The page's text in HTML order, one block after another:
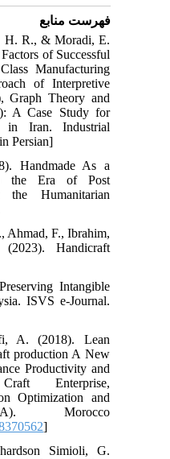
فهرست منابع
Talaie, H. R., & Moradi, E.
Key Factors of Successful
World Class Manufacturing
Approach of Interpretive
(ISM), Graph Theory and
A Case Study for
Saipa in Iran. Industrial
81. [in Persian]
(2018). Handmade As a
in the Era of Post
of the Humanitarian
146.
S., Ahmad, F., Ibrahim,
S. (2023). Handicraft
to Preserving Intangible
Malaysia. ISVS e-Journal.
Chafi, A. (2018). Lean
production A New
to Enhance Productivity and
of Craft Enterprise,
on Optimization and
(ICOA). Morocco
Richardson Simioli, G.